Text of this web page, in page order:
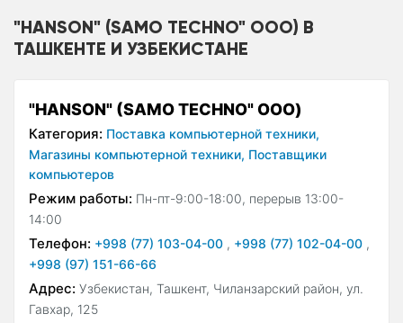
"HANSON" (SAMO TECHNO" ООО) В
ТАШКЕНТЕ И УЗБЕКИСТАНЕ
"HANSON" (SAMO TECHNO" ООО)
Категория: Поставка компьютерной техники,
Магазины компьютерной техники, Поставщики
компьютеров
Режим работы: Пн-пт-9:00-18:00, перерыв 13:00-
14:00
Телефон: +998 (77) 103-04-00 , +998 (77) 102-04-00 ,
+998 (97) 151-66-66
Адрес: Узбекистан, Ташкент, Чиланзарский район, ул.
Гавхар, 125